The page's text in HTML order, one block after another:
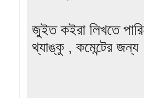
জুইত কইরা লিখতে
থ্যাঙ্কু , কমেন্টের জন্য